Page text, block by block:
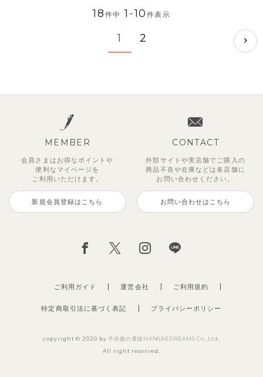
18 件中 1 -10件表示
1 2
MEMBER
会員さまはお得なポイントや
便利な マイページを
ご利用いただけます。
新規会員登録はこちら
CONTACT
外部サイトや実店舗でご購入の
商品不良や在庫などは各店舗に
お問い合わせください。
お問い合わせはこちら
ご利用ガイド 運営会社
特定商取引法に基づく表記 プライバシーポリシー
ご利用規約
copyright © 2020 by子供服の通販HANSAEDREAMS Co.,Ltd.
All right reserved.